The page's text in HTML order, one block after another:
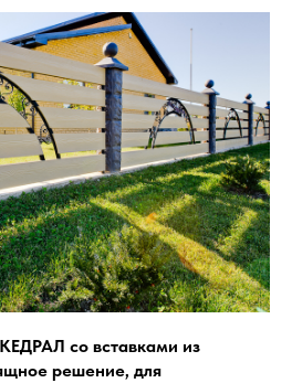
со вставками из
решение, для